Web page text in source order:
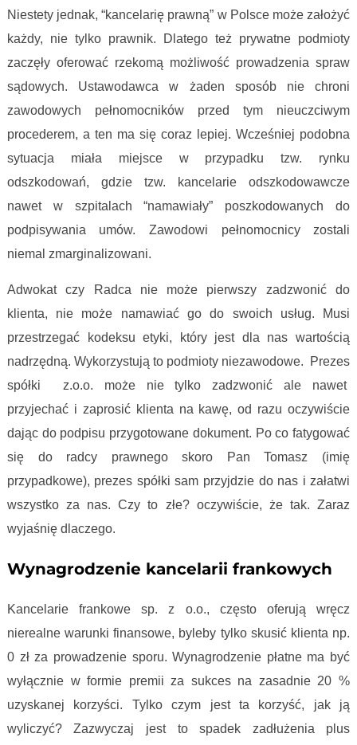
Niestety jednak, “kancelarię prawną” w Polsce może założyć
każdy, nie tylko prawnik. Dlatego też prywatne podmioty
zaczęły oferować rzekomą możliwość prowadzenia spraw
sądowych. Ustawodawca w żaden sposób nie chroni
zawodowych pełnomocników przed tym nieuczciwym
procederem, a ten ma się coraz lepiej. Wcześniej podobna
sytuacja miała miejsce w przypadku tzw. rynku
odszkodowań, gdzie tzw. kancelarie odszkodowawcze
nawet w szpitalach “namawiały” poszkodowanych do
podpisywania umów. Zawodowi pełnomocnicy zostali
niemal zmarginalizowani.
Adwokat czy Radca nie może pierwszy zadzwonić do
klienta, nie może namawiać go do swoich usług. Musi
przestrzegać kodeksu etyki, który jest dla nas wartością
nadrzędną. Wykorzystują to podmioty niezawodowe. Prezes
spółki z.o.o. może nie tylko zadzwonić ale nawet
przyjechać i zaprosić klienta na kawę, od razu oczywiście
dając do podpisu przygotowane dokument. Po co fatygować
się do radcy prawnego skoro Pan Tomasz (imię
przypadkowe), prezes spółki sam przyjdzie do nas i załatwi
wszystko za nas. Czy to złe? oczywiście, że tak. Zaraz
wyjaśnię dlaczego.
Wynagrodzenie kancelarii frankowych
Kancelarie frankowe sp. z o.o., często oferują wręcz
nierealne warunki finansowe, byleby tylko skusić klienta np.
0 zł za prowadzenie sporu. Wynagrodzenie płatne ma być
wyłącznie w formie premii za sukces na zasadnie 20 %
uzyskanej korzyści. Tylko czym jest ta korzyść, jak ją
wyliczyć? Zazwyczaj jest to spadek zadłużenia plus